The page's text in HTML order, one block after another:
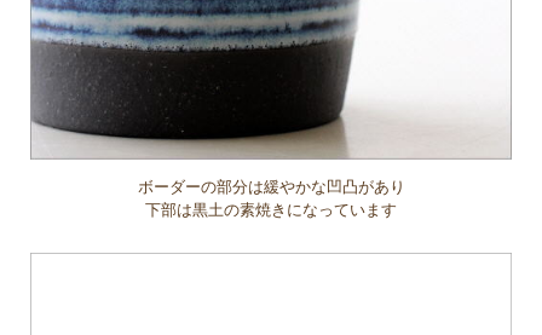
ボーダーの部分は緩やかな凹凸があり
下部は黒土の素焼きになっています